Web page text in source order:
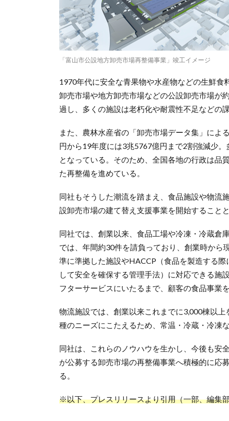
「富山市公設地方卸売市場再整備事業」竣工イメージ
1970年代に安全な青果物や水産物などの生鮮
卸売市場や地方卸売市場などの公設卸売市場が
過し、多くの施設は老朽化や耐震性不足などの
また、農林水産省の「卸売市場データ集」によ
円から19年度には3兆5767億円まで2割強減少
となっている。そのため、全国各地の行政は品
た再整備を進めている。
同社もそうした潮流を踏まえ、食品施設や物流
設卸売市場の建て替え支援事業を開始することと
同社では、創業以来、食品工場や冷凍・冷蔵倉
では、年間約30件を請負っており、創業時から
準に準拠した施設やHACCP（食品を製造する
して安全を確保する管理手法）に対応できる施
フターサービスにいたるまで、顧客の食品事業
物流施設では、創業以来これまでに3,000棟以
種のニーズにこたえるため、常温・冷蔵・冷凍
同社は、これらのノウハウを生かし、今後も安
が公募する卸売市場の再整備事業へ積極的に応
る。
※以下、プレスリリースより引用（一部、編集